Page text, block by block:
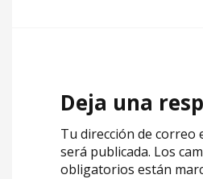
Deja una
Tu dirección de correo
será publicada. Los
obligatorios están